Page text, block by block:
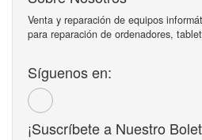
Venta y reparación de equipos
para reparación de ordenadores,
Síguenos en:
¡Suscríbete a Nuestro